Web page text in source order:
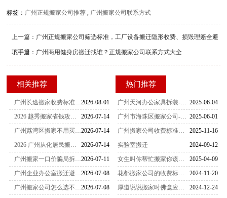
标签： 广州正规搬家公司推荐 , 广州搬家公司联系方式
上一篇： 广州正规搬家公司筛选标准，工厂设备搬迁隐形收费、损毁理赔全避
坑手册
下一篇： 广州商用健身房搬迁找谁？正规搬家公司联系方式大全
相关推荐
2026-08-01
广州长途搬家收费标准、服务商联系方式汇总，虚报距离实测测评，里程计费核对实操方法
2026-07-14
2026 越秀搬家省钱攻略 平替日式高端搬家 DIY 流程，正规搬家公司收费参考
2026-07-14
广州荔湾区搬家不用买纸箱？打包省钱实操攻略，本地搬家公司参考
2026-07-14
2026 广州从化居民搬家实测：靠谱搬家公司推荐，服务暖心无隐形消费避坑攻略
2026-07-11
广州搬家一口价骗局拆解 隐形收费猫腻全曝光，正规搬家公司避坑指南
2026-07-08
广州企业办公室搬迁避坑大全，拆解搬家公司隐形收费套路与维权方法
2026-07-08
广州搬家公司怎么选不踩坑？门店货物专业搬运防损耗实操手册
热门推荐
2025-06-04
广州天河办公家具拆装-家具拆装的打包方法
2025-06-01
广州市海珠区搬家公司-女性员工是不可缺少的
2025-11-16
广州搬家公司收费标准一览表（2025最新版）
2024-09-12
实验室搬迁
2025-04-09
女生叫你帮忙搬家你该怎么办
2024-11-20
花都搬家公司的收费标准是怎么样的
2024-12-24
厚道说说搬家时佛龛应该怎么搬运